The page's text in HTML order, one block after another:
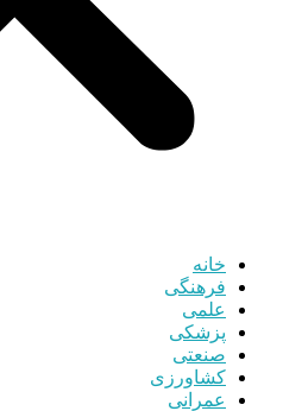
خانه
فرهنگی
علمی
پزشکی
صنعتی
کشاورزی
عمرانی